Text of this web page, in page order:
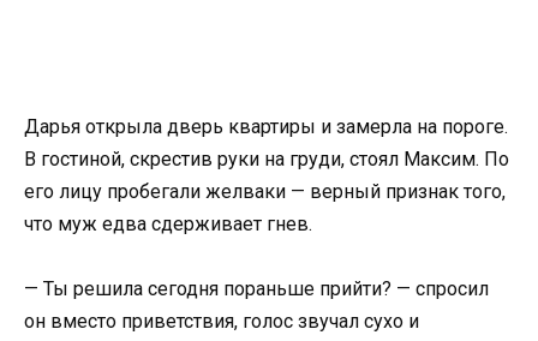
Дарья открыла дверь квартиры и замерла на пороге.
В гостиной, скрестив руки на груди, стоял Максим. По
его лицу пробегали желваки — верный признак того,
что муж едва сдерживает гнев.
— Ты решила сегодня пораньше прийти? — спросил
он вместо приветствия, голос звучал сухо и